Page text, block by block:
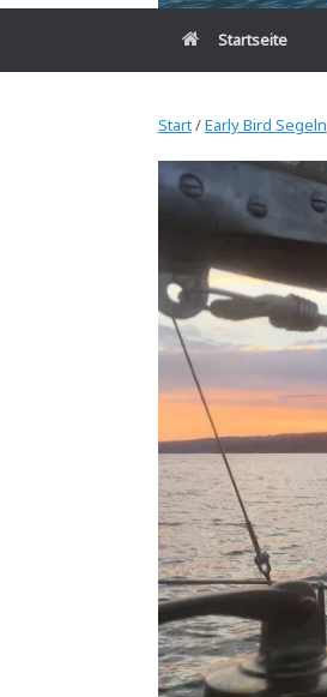
Startseite
Start/Early Bird Segeln